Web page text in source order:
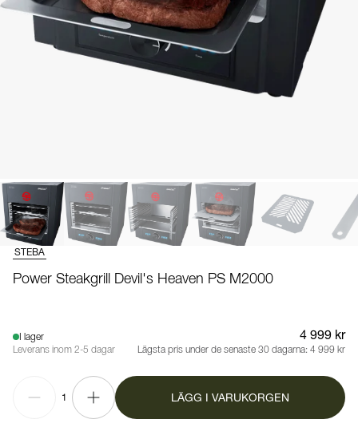
STEBA
Power Steakgrill Devil's Heaven PS M2000
I lager
Leverans inom 2-5 dagar
4 999 kr
Lägsta pris under de senaste 30 dagarna: 4 999 kr
1 LÄGG I VARUKORGEN